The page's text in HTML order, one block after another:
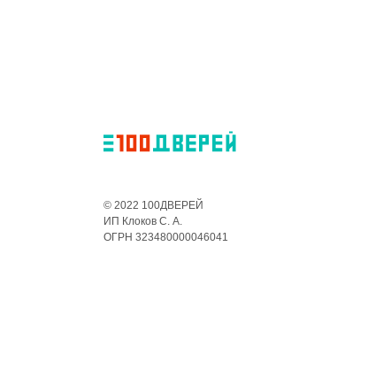
© 2022 100ДВЕРЕЙ
ИП Клоков С. А.
ОГРН 323480000046041